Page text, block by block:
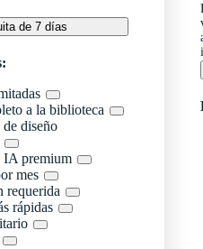
de 7 días
a la biblioteca
diseño
IA premium
mes
requerida
rápidas